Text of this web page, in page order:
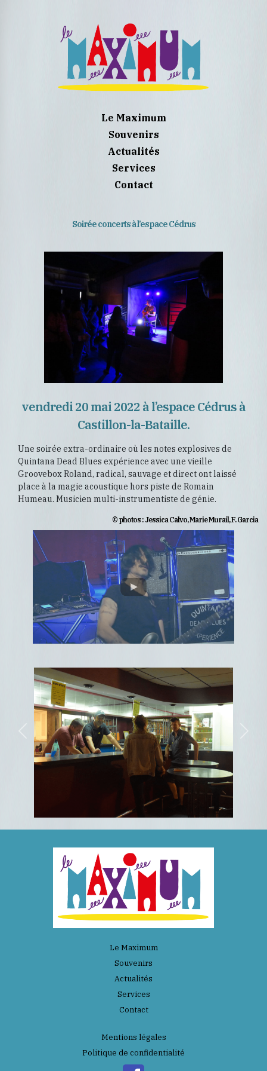
Le Maximum
Souvenirs
Actualités
Services
Contact
Soirée concerts à l’espace Cédrus
vendredi 20 mai 2022 à l’espace Cédrus à
Castillon-la-Bataille.
Une soirée extra-ordinaire où les notes explosives de
Quintana Dead Blues expérience avec une vieille
Groovebox Roland, radical, sauvage et direct ont laissé
place à la magie acoustique hors piste de Romain
Humeau. Musicien multi-instrumentiste de génie.
© photos : Jessica Calvo, Marie Murail, F. Garcia
Previous
Le Maximum
Souvenirs
Actualités
Services
Contact
Mentions légales
Politique de confidentialité